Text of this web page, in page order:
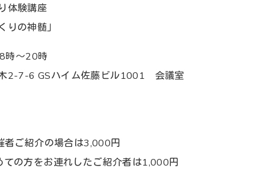
体験講座
りの神髄」
時～20時
2-7-6 GSハイム佐藤ビル1001 会議室
ご紹介の場合は3,000円
の方をお連れしたご紹介者は1,000円